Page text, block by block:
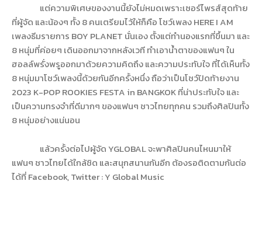
แต่ความพิเศษของงานนี้ยังไม่หมดเพราะเซอร์ไพรส์สุดท้าย
ที่ผู้จัด และน้องๆ ทั้ง 8 คนเตรียมไว้ให้ก็คือ โชว์เพลงHERE I AM
เพลงธีมรายการ BOY PLANET นั่นเอง ตั้งแต่ทำนองแรกที่ขึ้นมา และ
8 หนุ่มที่ค่อยๆ เดินออกมาจากหลังเวที ทำเอาน้ำตาของแฟนๆ ใน
ฮอลล์พรั่งพรูออกมาด้วยความคิดถึง และความประทับใจ ที่ได้เห็นทั้ง
8 หนุ่มมาโชว์เพลงนี้ด้วยกันอีกครั้งหนึ่ง ถือว่าเป็นโชว์ปิดท้ายงาน
2023 K-POP ROOKIES FESTA in BANGKOKที่น่าประทับใจ และ
เป็นความทรงจำที่ดีมากๆ ของแฟนๆ ชาวไทยทุกคน รวมถึงศิลปินทั้ง
8 หนุ่มอย่างแน่นอน
แล้วครั้งต่อไปผู้จัดYGLOBALจะพาศิลปินคนไหนมาให้
แฟนๆ ชาวไทยได้ใกล้ชิด และสนุกสนานกันอีก ต้องรอติดตามกันต่อ
ได้ที่Facebook,Twitter : Y Global Music